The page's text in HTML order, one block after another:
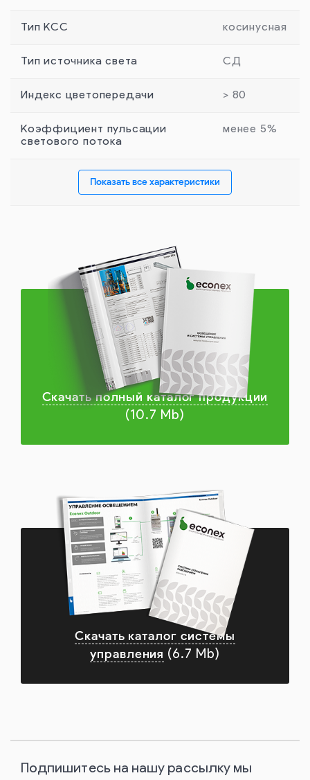
Тип КСС косинусная
Тип источника света СД
Индекс цветопередачи > 80
Коэффициент пульсации
светового потока
менее 5%
Показать все характеристики
Скачать полный каталог продукции
(10.7 Mb)
Скачать каталог системы
управления (6.7 Mb)
Подпишитесь на нашу рассылку мы